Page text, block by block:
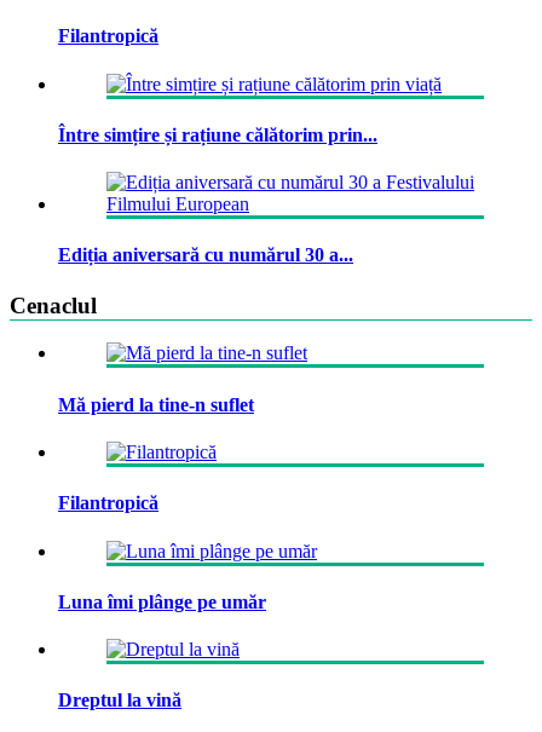
Filantropică
Între simțire și rațiune călătorim prin...
Ediția aniversară cu numărul 30 a...
Cenaclul
Mă pierd la tine-n suflet
Filantropică
Luna îmi plânge pe umăr
Dreptul la vină